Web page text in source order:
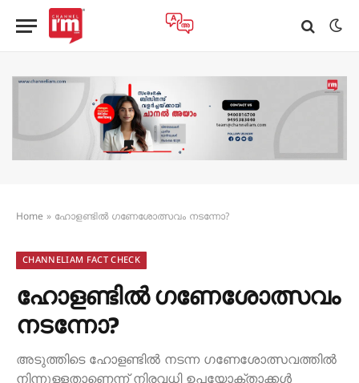
Home » ഹോളണ്ടിൽ ഗണേശോത്സവം നടന്നോ?
CHANNELIAM FACT CHECK
ഹോളണ്ടിൽ ഗണേശോത്സവം
നടന്നോ?
അടുത്തിടെ ഹോളണ്ടിൽ നടന്ന ഗണേശോത്സവത്തിൽ
നിന്നുള്ളതാണെന്ന് നിരവധി ഉപയോക്താക്കൾ